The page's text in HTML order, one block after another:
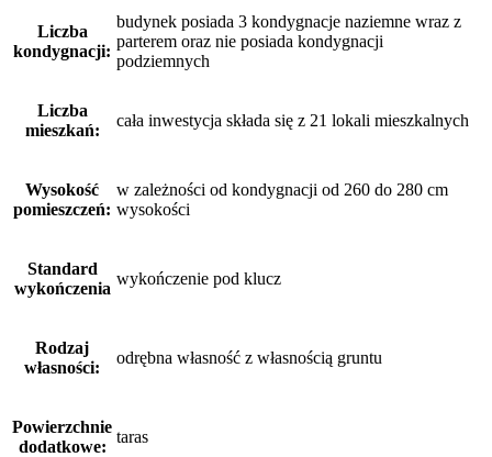
Liczba
kondygnacji:
budynek posiada 3 kondygnacje naziemne wraz z
parterem oraz nie posiada kondygnacji
podziemnych
Liczba
mieszkań:
cała inwestycja składa się z 21 lokali mieszkalnych
Wysokość
pomieszczeń:
w zależności od kondygnacji od 260 do 280 cm
wysokości
Standard
wykończenia
wykończenie pod klucz
Rodzaj
własności:
odrębna własność z własnością gruntu
Powierzchnie
dodatkowe:
taras